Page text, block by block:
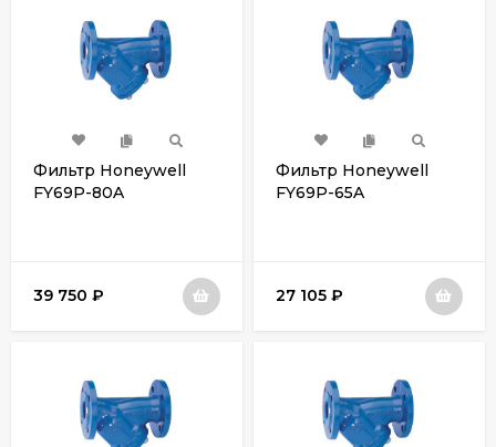
Фильтр Honeywell
FY69P-80A
39 750 ₽
Фильтр Honeywell
FY69P-65A
27 105 ₽